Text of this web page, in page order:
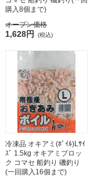
購入8個まで)
オープン価格
1,628円 (税込)
冷凍品 オキアミ(ﾎﾞｲﾙ)Lｻｲ
ｽﾞ 1.5kg オキアミブロッ
ク コマセ 船釣り 磯釣り
(一回購入16個まで)